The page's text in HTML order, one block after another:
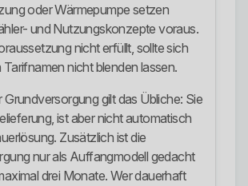
oder Wärmepumpe setzen
und Nutzungskonzepte voraus.
nicht erfüllt, sollte sich
nicht blenden lassen.
Grundversorgung gilt das Übliche: Sie
ist aber nicht automatisch
Zusätzlich ist die
nur als Auffangmodell gedacht
drei Monate. Wer dauerhaft